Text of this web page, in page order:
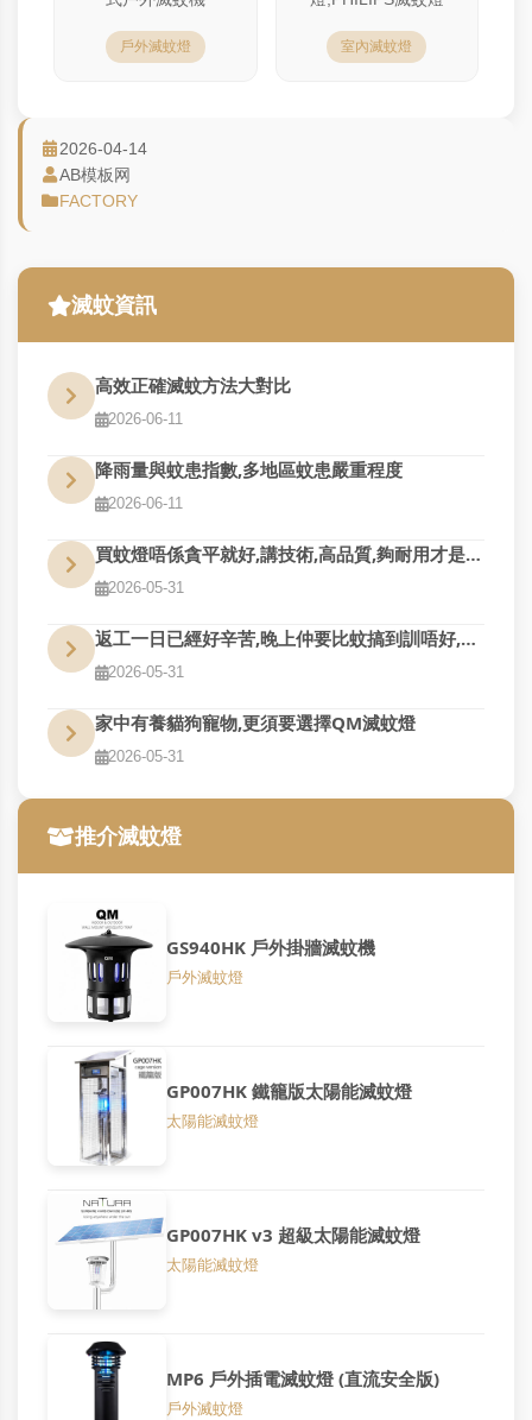
戶外滅蚊燈 室內滅蚊燈
2026-04-14
AB模板网
FACTORY
滅蚊資訊
高效正確滅蚊方法大對比
2026-06-11
降雨量與蚊患指數,多地區蚊患嚴重程度
2026-06-11
買蚊燈唔係貪平就好,講技術,高品質,夠耐用才是真的好用
2026-05-31
返工一日已經好辛苦,晚上仲要比蚊搞到訓唔好,QM幫到您
2026-05-31
家中有養貓狗寵物,更須要選擇QM滅蚊燈
2026-05-31
推介滅蚊燈
GS940HK 戶外掛牆滅蚊機
戶外滅蚊燈
GP007HK 鐵籠版太陽能滅蚊燈
太陽能滅蚊燈
GP007HK v3 超級太陽能滅蚊燈
太陽能滅蚊燈
MP6 戶外插電滅蚊燈 (直流安全版)
戶外滅蚊燈